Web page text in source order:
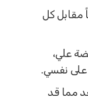
مقابل كل
علي،
على نفسي.
مما قد